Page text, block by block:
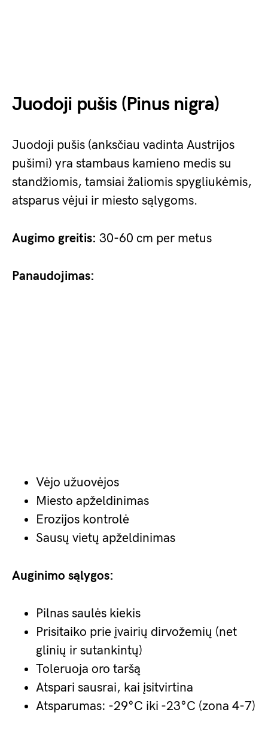
Juodoji pušis (Pinus nigra)
Juodoji pušis (anksčiau vadinta Austrijos
pušimi) yra stambaus kamieno medis su
standžiomis, tamsiai žaliomis spygliukėmis,
atsparus vėjui ir miesto sąlygoms.
Augimo greitis: 30-60 cm per metus
Panaudojimas:
Vėjo užuovėjos
Miesto apželdinimas
Erozijos kontrolė
Sausų vietų apželdinimas
Auginimo sąlygos:
Pilnas saulės kiekis
Prisitaiko prie įvairių dirvožemių (net
glinių ir sutankintų)
Toleruoja oro taršą
Atspari sausrai, kai įsitvirtina
Atsparumas: -29°C iki -23°C (zona 4-7)